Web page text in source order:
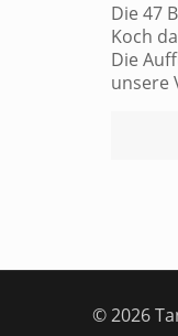
Die 47
Koch
Die
unsere
© 2026